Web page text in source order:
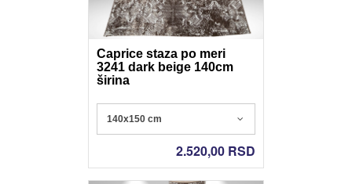
Caprice staza po meri
3241 dark beige 140cm
širina
Poliester - Nonslip gel
140x150 cm
2.520,00 RSD